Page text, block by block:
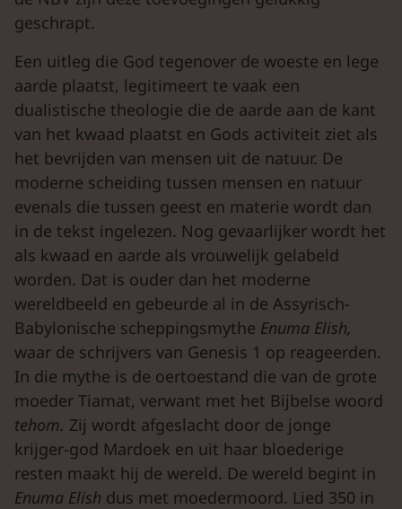
geschrapt.
Een uitleg die God tegenover de woeste en lege
aarde plaatst, legitimeert te vaak een
dualistische theologie die de aarde aan de kant
van het kwaad plaatst en Gods activiteit ziet als
het bevrijden van mensen uit de natuur. De
moderne scheiding tussen mensen en natuur
evenals die tussen geest en materie wordt dan
in de tekst ingelezen. Nog gevaarlijker wordt het
als kwaad en aarde als vrouwelijk gelabeld
worden. Dat is ouder dan het moderne
wereldbeeld en gebeurde al in de Assyrisch-
Babylonische scheppingsmythe Enuma Elish,
waar de schrijvers van Genesis 1 op reageerden.
In die mythe is de oertoestand die van de grote
moeder Tiamat, verwant met het Bijbelse woord
tehom. Zij wordt afgeslacht door de jonge
krijger-god Mardoek en uit haar bloederige
resten maakt hij de wereld. De wereld begint in
Enuma Elish dus met moedermoord. Lied 350 in